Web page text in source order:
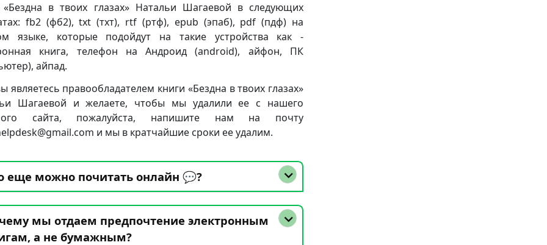
«Бездна в твоих глазах» Натальи Шагаевой в следующих
fb2 (фб2), txt (тхт), rtf (ртф), epub (эпаб), pdf (пдф) на
языке, которые подойдут на такие устройства как -
книга, телефон на Андроид (android), айфон, ПК
айпад.
являетесь правообладателем книги «Бездна в твоих глазах»
Шагаевой и желаете, чтобы мы удалили ее с нашего
сайта, пожалуйста, напишите нам на почту
и мы в кратчайшие сроки ее удалим.
еще можно почитать онлайн 💬?
мы отдаем предпочтение электронным
а не бумажным?